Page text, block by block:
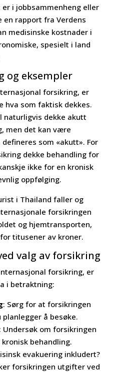
i jobbsammenheng eller
rapport fra Verdens
medisinske kostnader i
spesielt i land
og eksempler
forsikring, er
hva som faktisk dekkes.
naturligvis dekke akutt
men det kan være
som «akutt». For
dekke behandling for
ikke for en kronisk
oppfølging.
i Thailand faller og
forsikringen
og hjemtransporten,
titusener av kroner.
valg av forsikring
forsikring, er
i betraktning:
: Sørg for at forsikringen
å besøke.
Undersøk om forsikringen
behandling.
evakuering inkludert?
forsikringen utgifter ved